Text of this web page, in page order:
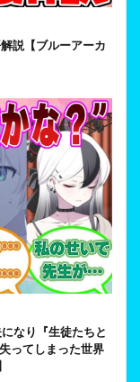
説【ブルーアーカ
なり『生徒たちと
ってしまった世界